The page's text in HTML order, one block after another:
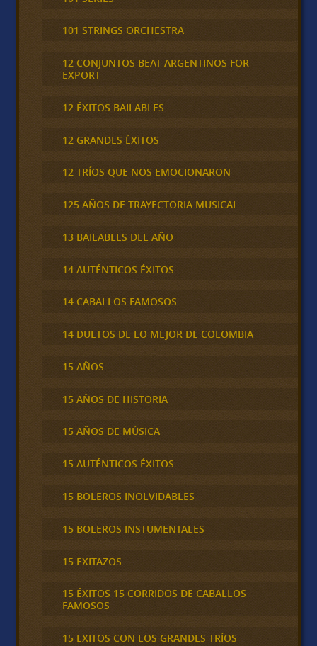
101 STRINGS ORCHESTRA
12 CONJUNTOS BEAT ARGENTINOS FOR
EXPORT
12 ÉXITOS BAILABLES
12 GRANDES ÉXITOS
12 TRÍOS QUE NOS EMOCIONARON
125 AÑOS DE TRAYECTORIA MUSICAL
13 BAILABLES DEL AÑO
14 AUTÉNTICOS ÉXITOS
14 CABALLOS FAMOSOS
14 DUETOS DE LO MEJOR DE COLOMBIA
15 AÑOS
15 AÑOS DE HISTORIA
15 AÑOS DE MÚSICA
15 AUTÉNTICOS ÉXITOS
15 BOLEROS INOLVIDABLES
15 BOLEROS INSTUMENTALES
15 EXITAZOS
15 ÉXITOS 15 CORRIDOS DE CABALLOS
FAMOSOS
15 EXITOS CON LOS GRANDES TRÍOS